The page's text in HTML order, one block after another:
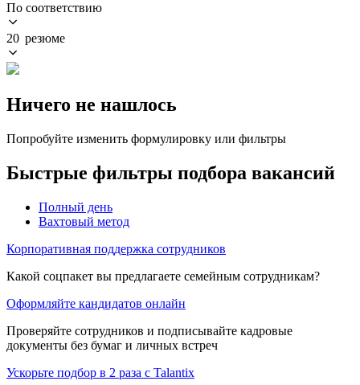
По соответствию
20 резюме
Ничего не нашлось
Попробуйте изменить формулировку или фильтры
Быстрые фильтры подбора вакансий
Полный день
Вахтовый метод
Корпоративная поддержка сотрудников
Какой соцпакет вы предлагаете семейным сотрудникам?
Оформляйте кандидатов онлайн
Проверяйте сотрудников и подписывайте кадровые
документы без бумаг и личных встреч
Ускорьте подбор в 2 раза с Talantix